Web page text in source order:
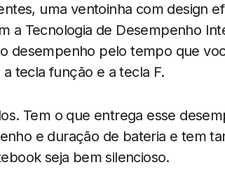
uma ventoinha com design
a Tecnologia de Desempenho
desempenho pelo tempo que
tecla função e a tecla F.
Tem o que entrega esse
e duração de bateria e tem
seja bem silencioso.